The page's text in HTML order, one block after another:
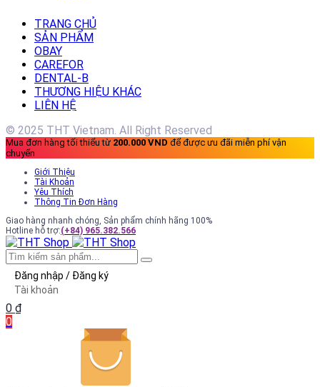
TRANG CHỦ
SẢN PHẨM
OBAY
CAREFOR
DENTAL-B
THƯƠNG HIỆU KHÁC
LIÊN HỆ
© 2025 THT Vietnam. All Right Reserved
Mua đơn hàng tối thiểu từ 200.000 VND để được ưu đãi miễn phí vận
chuyển
Giới Thiệu
Tài Khoản
Yêu Thích
Thông Tin Đơn Hàng
Giao hàng nhanh chóng, Sản phẩm chính hãng 100%
Hotline hỗ trợ:(+84) 965.382.566
Đăng nhập / Đăng ký
Tài khoản
0 ₫
0